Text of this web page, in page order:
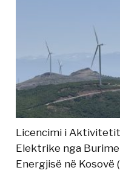
Licencimi i
Elektrike nga
Energjisë në Kosovë